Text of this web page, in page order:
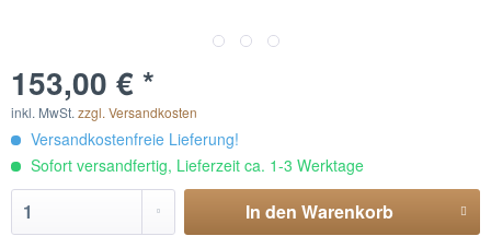
153,00 € *
inkl. MwSt. zzgl. Versandkosten
Versandkostenfreie Lieferung!
Sofort versandfertig, Lieferzeit ca. 1-3 Werktage
In den Warenkorb